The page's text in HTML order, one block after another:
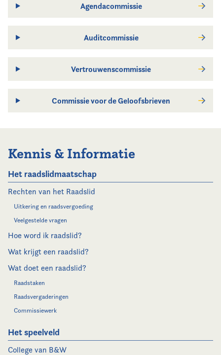
Agendacommissie
Auditcommissie
Vertrouwenscommissie
Commissie voor de Geloofsbrieven
Kennis & Informatie
Het raadslidmaatschap
Rechten van het Raadslid
Uitkering en raadsvergoeding
Veelgestelde vragen
Hoe word ik raadslid?
Wat krijgt een raadslid?
Wat doet een raadslid?
Raadstaken
Raadsvergaderingen
Commissiewerk
Het speelveld
College van B&W